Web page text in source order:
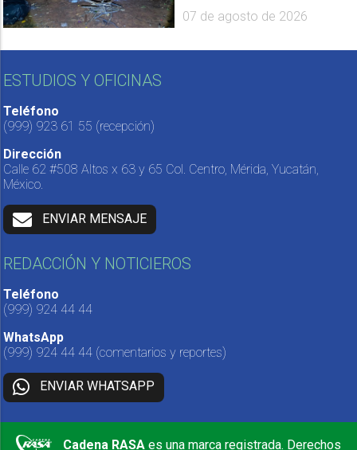
07 de agosto de 2026
ESTUDIOS Y OFICINAS
Teléfono
(999) 923 61 55 (recepción)
Dirección
Calle 62 #508 Altos x 63 y 65 Col. Centro, Mérida, Yucatán,
México.
ENVIAR MENSAJE
REDACCIÓN Y NOTICIEROS
Teléfono
(999) 924 44 44
WhatsApp
(999) 924 44 44 (comentarios y reportes)
ENVIAR WHATSAPP
Cadena RASA es una marca registrada. Derechos